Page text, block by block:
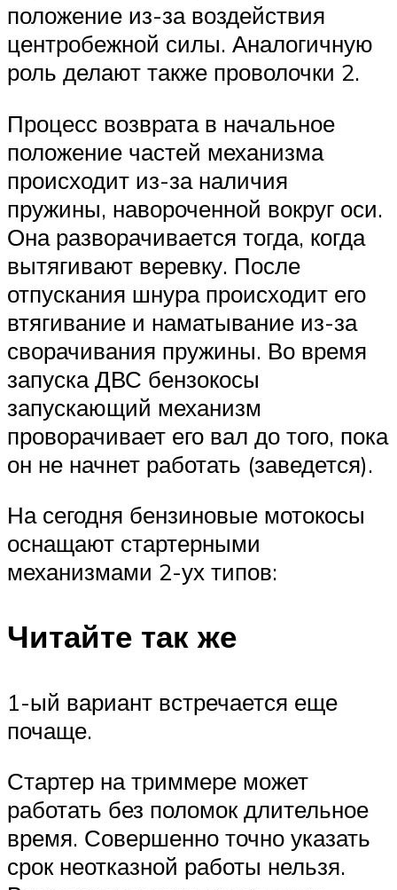
положение из-за воздействия
центробежной силы. Аналогичную
роль делают также проволочки 2.
Процесс возврата в начальное
положение частей механизма
происходит из-за наличия
пружины, навороченной вокруг оси.
Она разворачивается тогда, когда
вытягивают веревку. После
отпускания шнура происходит его
втягивание и наматывание из-за
сворачивания пружины. Во время
запуска ДВС бензокосы
запускающий механизм
проворачивает его вал до того, пока
он не начнет работать (заведется).
На сегодня бензиновые мотокосы
оснащают стартерными
механизмами 2-ух типов:
Читайте так же
1-ый вариант встречается еще
почаще.
Стартер на триммере может
работать без поломок длительное
время. Совершенно точно указать
срок неотказной работы нельзя.